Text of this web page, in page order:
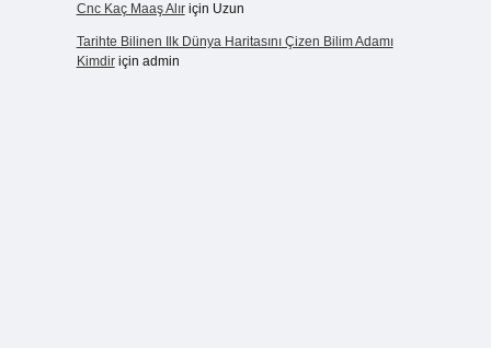
Cnc Kaç Maaş Alıriçin Uzun
Tarihte Bilinen Ilk Dünya Haritasını Çizen Bilim Adamı
Kimdiriçin admin